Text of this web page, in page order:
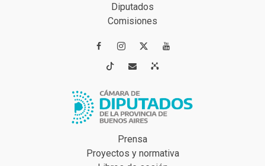
Diputados
Comisiones
 
 
Prensa
Proyectos y normativa